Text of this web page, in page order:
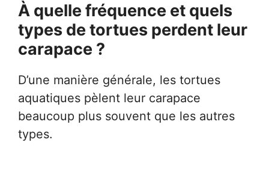
À quelle fréquence et quels
types de tortues perdent leur
carapace ?
D’une manière générale, les tortues
aquatiques pèlent leur carapace
beaucoup plus souvent que les autres
types.